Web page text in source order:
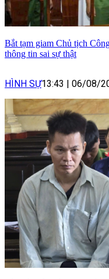
Bắt tạm giam Chủ tịch
thông tin sai sự thật
HÌNH SỰ13:43 06/08/